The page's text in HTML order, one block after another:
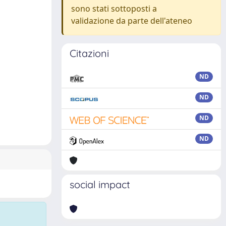
sono stati sottoposti a
validazione da parte dell'ateneo
Citazioni
ND
ND
ND
ND
social impact